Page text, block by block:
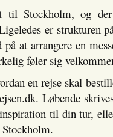
Stockholm, og
er strukturen
at arrangere en
føler sig
en rejse skal
Løbende
til din tur,